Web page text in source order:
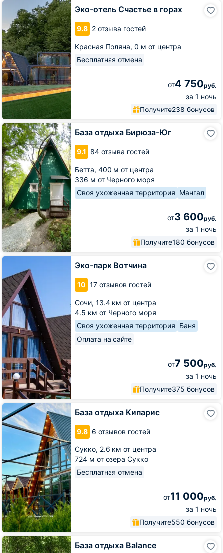
Эко-отель Счастье в горах
9.8 2 отзыва гостей
Красная Поляна, 0 м от центра
Бесплатная отмена
от4 750руб.
за 1 ночь
Получите238 бонусов
Эко-
отель
Счастье
в
горах
База отдыха Бирюза-Юг
9.1 84 отзыва гостей
Бетта, 400 м от центра
336 м от Черного моря
Своя ухоженная территория Мангал
от3 600руб.
за 1 ночь
Получите180 бонусов
База
отдыха
Бирюза-
Юг
Эко-парк Вотчина
10 17 отзывов гостей
Сочи, 13.4 км от центра
4.5 км от Черного моря
Своя ухоженная территория Баня
Оплата на сайте
от7 500руб.
за 1 ночь
Получите375 бонусов
Эко-
Вотчина
База отдыха Кипарис
9.8 6 отзывов гостей
Сукко, 2.6 км от центра
724 м от озера Сукко
Бесплатная отмена
от11 000руб.
за 1 ночь
Получите550 бонусов
База
отдыха
Кипарис
База отдыха Balance
База
отдыха